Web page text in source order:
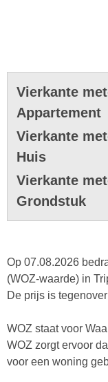
Vierkante
Appartement
Vierkante
Huis
Vierkante
Grondstuk
Op 07.08.2026
(WOZ-waarde) in
De prijs is
WOZ staat voor
WOZ zorgt ervoor
voor een woning